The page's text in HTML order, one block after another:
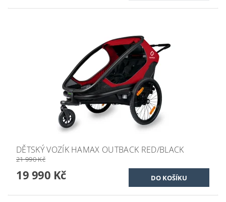
DĚTSKÝ VOZÍK HAMAX OUTBACK RED/BLACK
21 990 Kč
19 990 Kč